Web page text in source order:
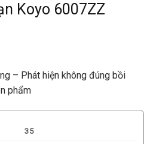
Koyo 6007ZZ
– Phát hiện không đúng bồi
phẩm
35